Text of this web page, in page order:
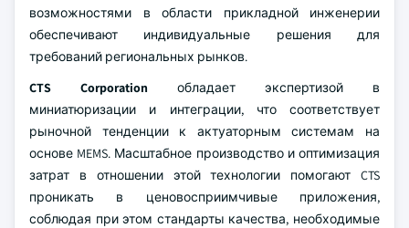
возможностями в области прикладной инженерии
обеспечивают индивидуальные решения для
требований региональных рынков.
CTS Corporation обладает экспертизой в
миниатюризации и интеграции, что соответствует
рыночной тенденции к актуаторным системам на
основе MEMS. Масштабное производство и оптимизация
затрат в отношении этой технологии помогают CTS
проникать в ценовосприимчивые приложения,
соблюдая при этом стандарты качества, необходимые